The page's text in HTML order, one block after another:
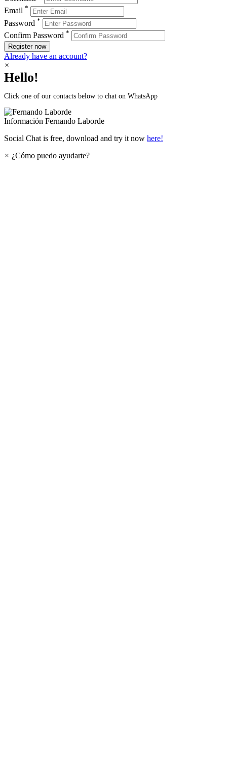
Email *
Password *
Confirm Password *
Register now
Already have an account?
×
Hello!
Click one of our contacts below to chat on WhatsApp
Información Fernando Laborde
Social Chat is free, download and try it now here!
× ¿Cómo puedo ayudarte?